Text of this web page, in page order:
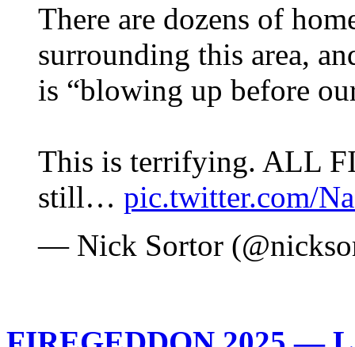
There are dozens of
surrounding this area,
is “blowing up before
This is terrifying. ALL
still… pic.twitter.com/
— Nick Sortor